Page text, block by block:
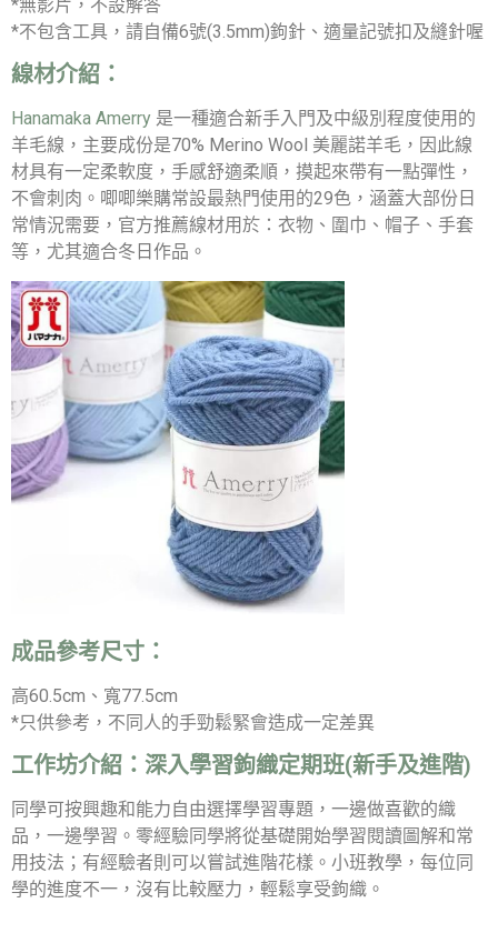
*無影片，不設解答
*不包含工具，請自備6號(3.5mm)鉤針、適量記號扣及縫針喔
線材介紹：
Hanamaka Amerry 是一種適合新手入門及中級別程度使用的
羊毛線，主要成份是70% Merino Wool 美麗諾羊毛，因此線
材具有一定柔軟度，手感舒適柔順，摸起來帶有一點彈性，
不會刺肉。唧唧樂購常設最熱門使用的29色，涵蓋大部份日
常情況需要，官方推薦線材用於：衣物、圍巾、帽子、手套
等，尤其適合冬日作品。
成品參考尺寸：
高60.5cm、寬77.5cm
*只供參考，不同人的手勁鬆緊會造成一定差異
工作坊介紹： 深入學習鉤織定期班(新手及進階)
同學可按興趣和能力自由選擇學習專題，一邊做喜歡的織
品，一邊學習。零經驗同學將從基礎開始學習閱讀圖解和常
用技法；有經驗者則可以嘗試進階花樣。小班教學，每位同
學的進度不一，沒有比較壓力，輕鬆享受鉤織。